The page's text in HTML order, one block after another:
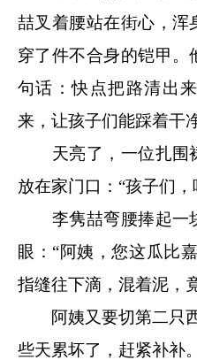
喆叉着腰站在街心，浑
穿了件不合身的铠甲。
句话：快点把路清出
来，让孩子们能踩着干
天亮了，一位扎围
放在家门口：“孩子们
李隽喆弯腰捧起一
眼：“阿姨，您这瓜比
指缝往下滴，混着泥，
阿姨又要切第二只西
些天累坏了，赶紧补补